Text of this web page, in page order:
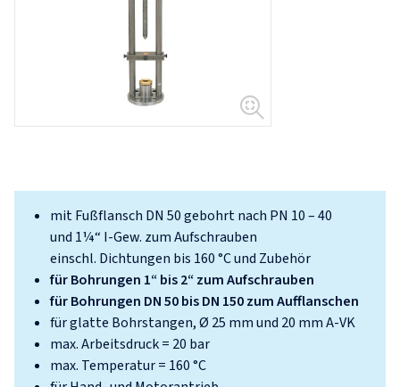
mit Fußflansch DN 50 gebohrt nach PN 10 – 40
und 1¼“ I-Gew. zum Aufschrauben
einschl. Dichtungen bis 160 °C und Zubehör
für Bohrungen 1“ bis 2“ zum Aufschrauben
für Bohrungen DN 50 bis DN 150 zum Aufflanschen
für glatte Bohrstangen, Ø 25 mm und 20 mm A-VK
max. Arbeitsdruck = 20 bar
max. Temperatur = 160 °C